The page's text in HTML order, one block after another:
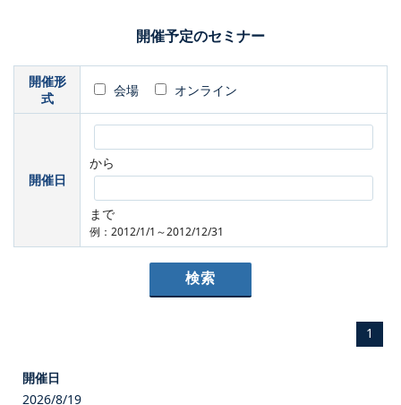
開催予定のセミナー
開催形
式
会場 オンライン
開催日
から
まで
例：2012/1/1～2012/12/31
1
2026/8/19